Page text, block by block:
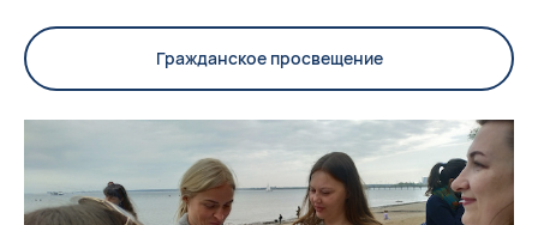
Гражданское просвещение